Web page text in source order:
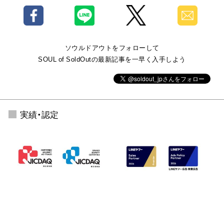
ソウルドアウトをフォローして
SOUL of SoldOutの最新記事を一早く入手しよう
実績・認定